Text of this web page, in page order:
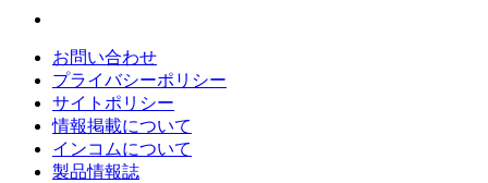
お問い合わせ
プライバシーポリシー
サイトポリシー
情報掲載について
インコムについて
製品情報誌